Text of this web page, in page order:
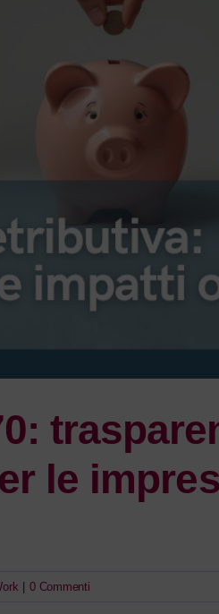
le
0 Commenti